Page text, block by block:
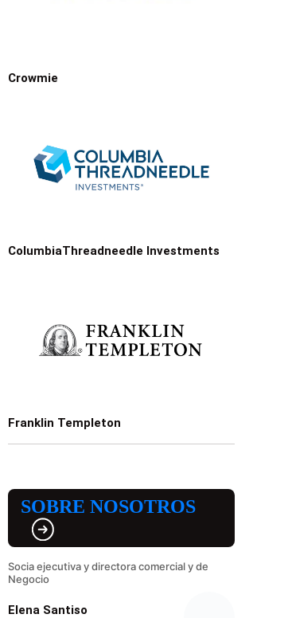
Crowmie
ColumbiaThreadneedle Investments
Franklin Templeton
SOBRE NOSOTROS
Socia ejecutiva y directora comercial y de
Negocio
Elena Santiso